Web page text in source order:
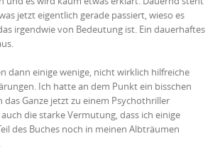
jetzt eigentlich gerade passiert, wieso es
irgendwie von Bedeutung ist. Ein dauerhaftes
dann einige wenige, nicht wirklich hilfreiche
Ich hatte an dem Punkt ein bisschen
das Ganze jetzt zu einem Psychothriller
die starke Vermutung, dass ich einige
des Buches noch in meinen Albträumen